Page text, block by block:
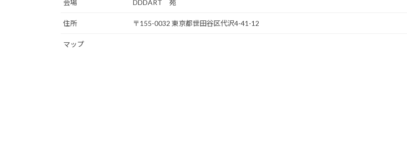
会場 DDDART 苑
住所 〒155-0032 東京都世田谷区代沢4-41-12
マップ